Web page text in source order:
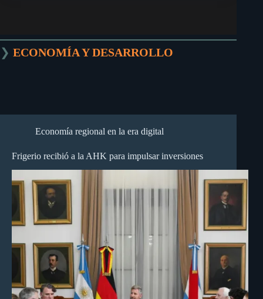
❯ ECONOMÍA Y DESARROLLO
Economía regional en la era digital
Frigerio recibió a la AHK para impulsar inversiones